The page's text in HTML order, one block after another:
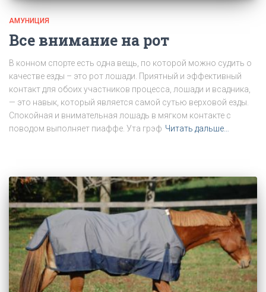
АМУНИЦИЯ
Все внимание на рот
В конном спорте есть одна вещь, по которой можно судить о
качестве езды – это рот лошади. Приятный и эффективный
контакт для обоих участников процесса, лошади и всадника,
— это навык, который является самой сутью верховой езды.
Спокойная и внимательная лошадь в мягком контакте с
поводом выполняет пиаффе. Ута грэф Читать дальше…